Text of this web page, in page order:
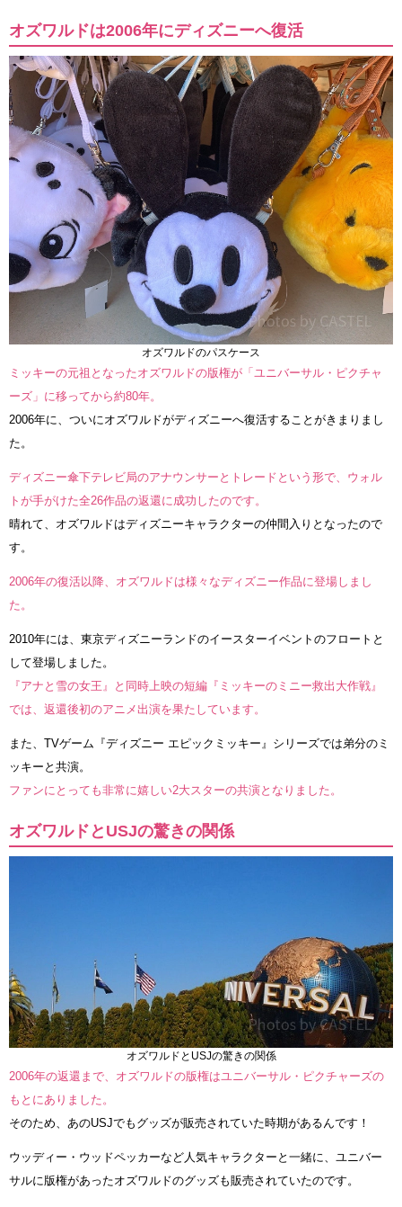
オズワルドは2006年にディズニーへ復活
オズワルドのパスケース
ミッキーの元祖となったオズワルドの版権が「ユニバーサル・ピクチャ
ーズ」に移ってから約80年。
2006年に、ついにオズワルドがディズニーへ復活することがきまりまし
た。
ディズニー傘下テレビ局のアナウンサーとトレードという形で、ウォル
トが手がけた全26作品の返還に成功したのです。
晴れて、オズワルドはディズニーキャラクターの仲間入りとなったので
す。
2006年の復活以降、オズワルドは様々なディズニー作品に登場しまし
た。
2010年には、東京ディズニーランドのイースターイベントのフロートと
して登場しました。
『アナと雪の女王』と同時上映の短編『ミッキーのミニー救出大作戦』
では、返還後初のアニメ出演を果たしています。
また、TVゲーム『ディズニー エピックミッキー』シリーズでは弟分のミ
ッキーと共演。
ファンにとっても非常に嬉しい2大スターの共演となりました。
オズワルドとUSJの驚きの関係
オズワルドとUSJの驚きの関係
2006年の返還まで、オズワルドの版権はユニバーサル・ピクチャーズの
もとにありました。
そのため、あのUSJでもグッズが販売されていた時期があるんです！
ウッディー・ウッドペッカーなど人気キャラクターと一緒に、ユニバー
サルに版権があったオズワルドのグッズも販売されていたのです。